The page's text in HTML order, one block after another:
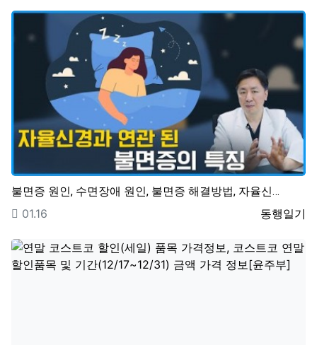
불면증 원인, 수면장애 원인, 불면증 해결방법, 자율신…
등록자
동행일기
등록일
01.16